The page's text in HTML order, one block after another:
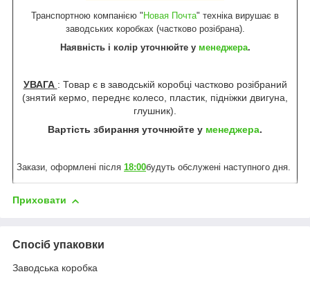
Транспортною компанією " Новая Почта" техніка вирушає в
заводських коробках (частково розібрана).
Наявність і колір уточнюйте у менеджера.
УВАГА : Товар є в заводській коробці частково розібраний
(знятий кермо, переднє колесо, пластик, підніжки двигуна,
глушник).
Вартість збирання уточнюйте у менеджера.
Закази, оформлені після 18:00будуть обслужені наступного дня.
Приховати
Спосіб упаковки
Заводська коробка